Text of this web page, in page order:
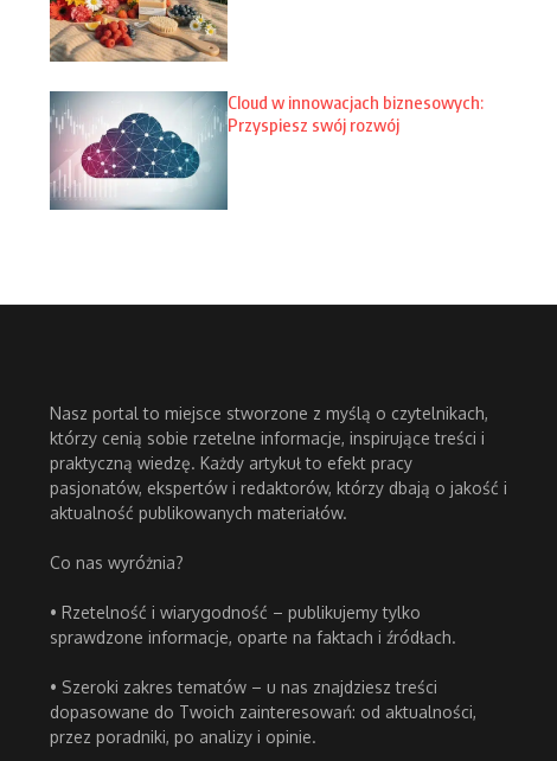
Cloud w innowacjach biznesowych:
Przyspiesz swój rozwój
Nasz portal to miejsce stworzone z myślą o czytelnikach,
którzy cenią sobie rzetelne informacje, inspirujące treści i
praktyczną wiedzę. Każdy artykuł to efekt pracy
pasjonatów, ekspertów i redaktorów, którzy dbają o jakość i
aktualność publikowanych materiałów.
Co nas wyróżnia?
• Rzetelność i wiarygodność – publikujemy tylko
sprawdzone informacje, oparte na faktach i źródłach.
• Szeroki zakres tematów – u nas znajdziesz treści
dopasowane do Twoich zainteresowań: od aktualności,
przez poradniki, po analizy i opinie.